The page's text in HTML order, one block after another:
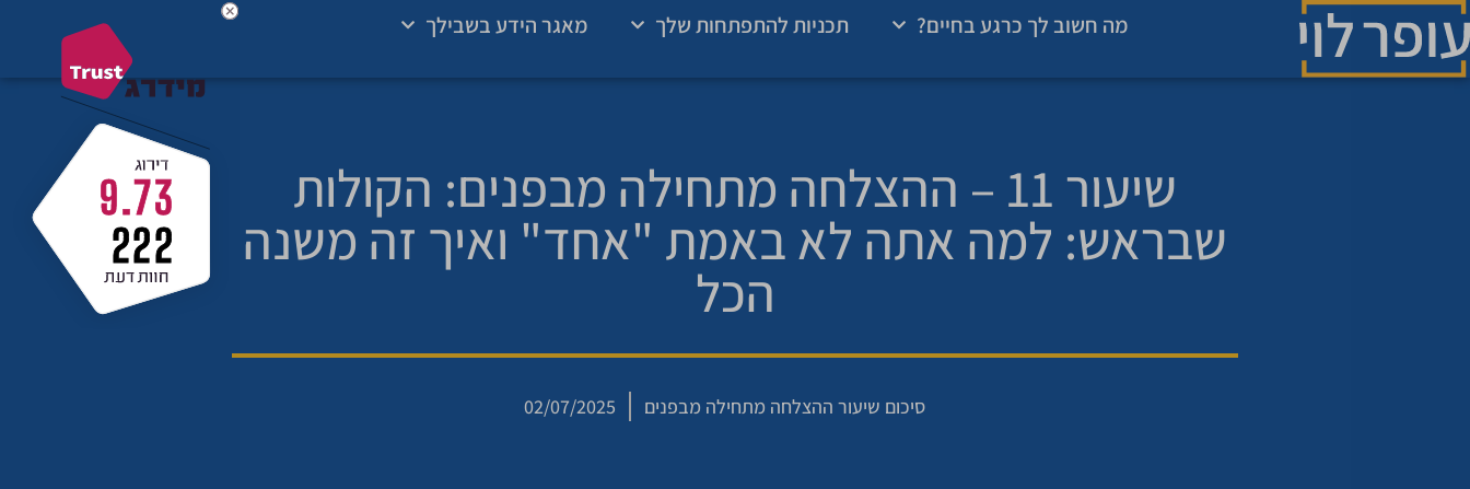
מה חשוב לך כרגע בחיים? תכניות להתפתחות שלך מאגר הידע בשבילך
שיעור 11 – ההצלחה מתחילה מבפנים: הקולות
שבראש: למה אתה לא באמת "אחד" ואיך זה משנה
הכל
סיכום שיעור ההצלחה מתחילה מבפנים 02/07/2025
9.73
222